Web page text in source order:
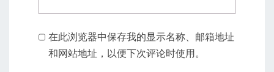
在此浏览器中保存我的显示名称、邮箱地址
和网站地址，以便下次评论时使用。